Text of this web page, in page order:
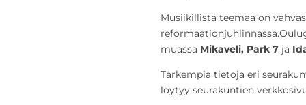
Musiikillista teemaa on
muassa Mikaveli, Park 7 ja
Tarkempia tietoja eri
löytyy seurakuntien